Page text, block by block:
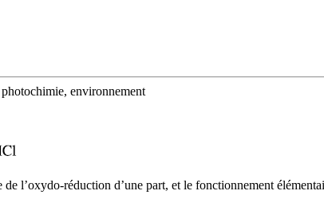
environnement
l’oxydo-réduction d’une part, et le fonctionnement